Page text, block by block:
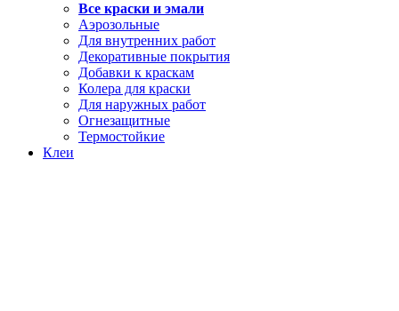
Все краски и эмали
Аэрозольные
Для внутренних работ
Декоративные покрытия
Добавки к краскам
Колера для краски
Для наружных работ
Огнезащитные
Термостойкие
Клеи